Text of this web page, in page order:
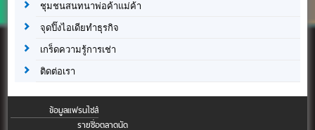
ชุมชนสนทนาพ่อค้าแม่ค้า
จุดปิ๊งไอเดียทำธุรกิจ
เกร็ดความรู้การเช่า
ติดต่อเรา
ข้อมูลแฟรนไชส์
รายชื่อตลาดนัด